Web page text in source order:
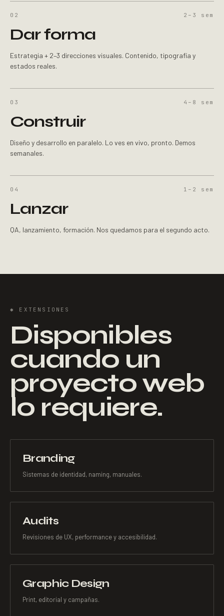
02 2–3 sem
Dar forma
Estrategia + 2–3 direcciones visuales. Contenido, tipografía y
estados reales.
03 4–8 sem
Construir
Diseño y desarrollo en paralelo. Lo ves en vivo, pronto. Demos
semanales.
04 1–2 sem
Lanzar
QA, lanzamiento, formación. Nos quedamos para el segundo acto.
✱ EXTENSIONES
Disponibles
cuando un
proyecto web
lo requiere.
Branding
Sistemas de identidad, naming, manuales.
Audits
Revisiones de UX, performance y accesibilidad.
Graphic Design
Print, editorial y campañas.